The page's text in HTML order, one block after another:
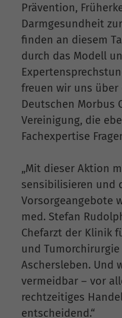
Prävention,
Darmgesundheit
finden an diesem
durch das Modell
freuen wir uns über
Deutschen Morbus
Vereinigung, die
Fachexpertise
„Mit dieser Aktion
sensibilisieren und
Vorsorgeangebote
med. Stefan
Chefarzt der Klinik
und Tumorchirurgie
Aschersleben. Und
vermeidbar – vor
rechtzeitiges
entscheidend.“